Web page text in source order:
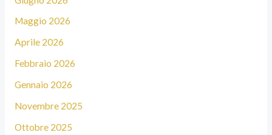
Maggio 2026
Aprile 2026
Febbraio 2026
Gennaio 2026
Novembre 2025
Ottobre 2025